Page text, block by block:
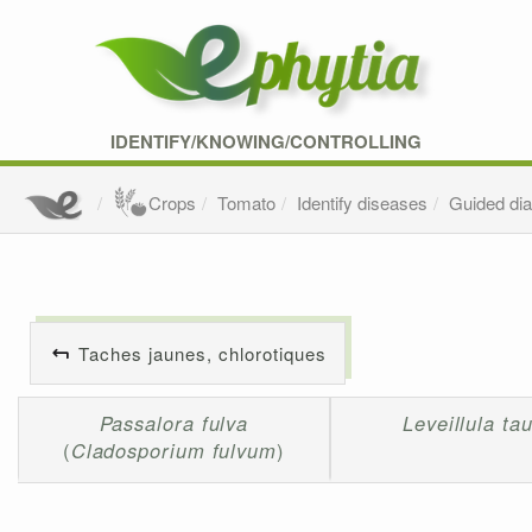
IDENTIFY/KNOWING/CONTROLLING
Crops Tomato Identify diseases Guided
Taches jaunes, chlorotiques
Passalora fulva
(Cladosporium fulvum)
Leveillula